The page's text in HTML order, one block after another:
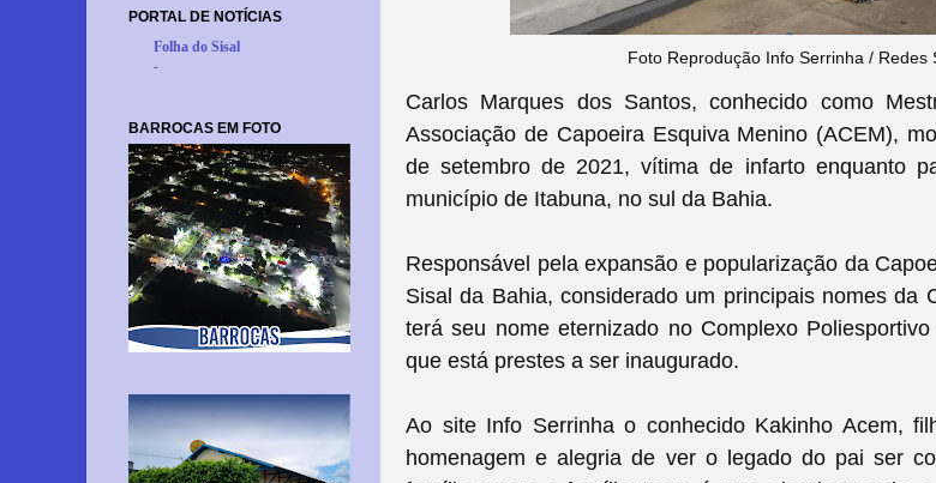
Foto Reprodução Info Serrinha/ Redes
Carlos Marques dos Santos, conhecido como
Associação de Capoeira Esquiva Menino (ACEM),
de setembro de 2021, vítima de infarto enquanto
município de Itabuna, no sul da Bahia.
Responsável pela expansão e popularização da
Sisal da Bahia, considerado um principais nomes da
terá seu nome eternizado no Complexo
que está prestes a ser inaugurado.
Ao site Info Serrinha o conhecido Kakinho Acem,
homenagem e alegria de ver o legado do pai ser
PORTAL DE NOTÍCIAS
Folha do Sisal
-
BARROCAS EM FOTO